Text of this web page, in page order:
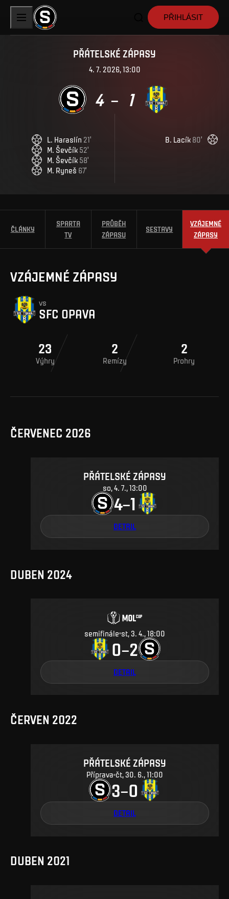
PŘIHLÁSIT
PŘÁTELSKÉ ZÁPASY
4. 7. 2026, 13:00
4 – 1
L Haraslín 21'
M Ševčík 52'
M Ševčík 58'
M Ryneš 67'
B Lacík 80'
ČLÁNKY
SPARTA
TV
PRŮBĚH
ZÁPASU
SESTAVY
VZÁJEMNÉ
ZÁPASY
VZÁJEMNÉ ZÁPASY
vs
SFC OPAVA
23
Výhry
2
Remízy
2
Prohry
ČERVENEC 2026
PŘÁTELSKÉ ZÁPASY
so, 4. 7., 13:00
4–1
DETAIL
DUBEN 2024
semifinále st, 3. 4., 18:00
0–2
DETAIL
ČERVEN 2022
PŘÁTELSKÉ ZÁPASY
Příprava čt, 30. 6., 11:00
3–0
DETAIL
DUBEN 2021